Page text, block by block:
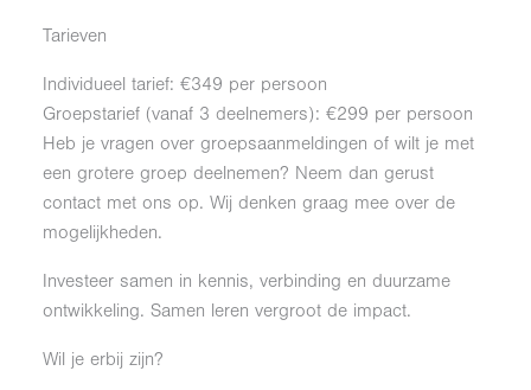
Tarieven
Individueel tarief: €349 per persoon
Groepstarief (vanaf 3 deelnemers): €299 per persoon
Heb je vragen over groepsaanmeldingen of wilt je met
een grotere groep deelnemen? Neem dan gerust
contact met ons op. Wij denken graag mee over de
mogelijkheden.
Investeer samen in kennis, verbinding en duurzame
ontwikkeling. Samen leren vergroot de impact.
Wil je erbij zijn?